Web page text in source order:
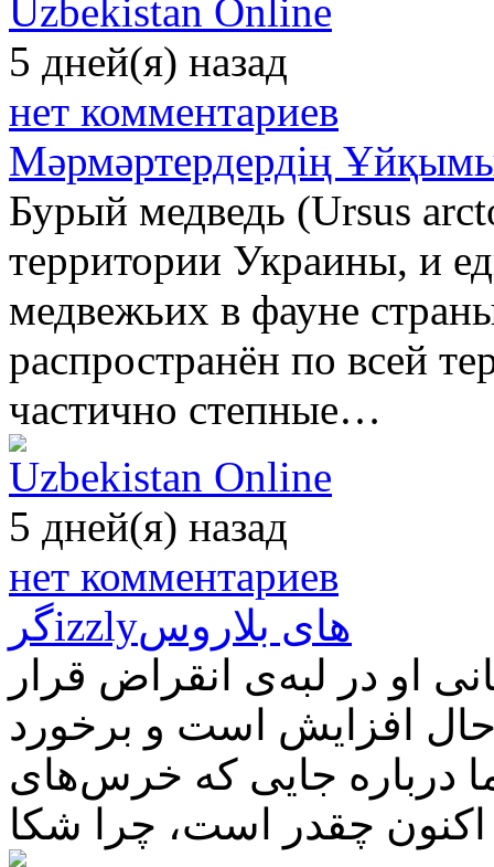
Uzbekistan Online
5 дней(я) назад
нет комментариев
Мәрмәртердердің
Бурый медведь (Ursus
территории Украины, и
медвежьих в фауне
распространён по всей
частично степные…
Uzbekistan Online
5 дней(я) назад
нет комментариев
گرizzly‌های بلاروس
او در لبه‌ی انقراض قرار
حال افزایش است و برخورد
درباره جایی که خرس‌های